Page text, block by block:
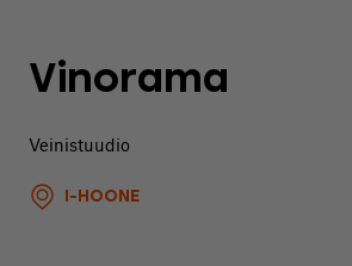
Vinorama
Veinistuudio
I-HOONE